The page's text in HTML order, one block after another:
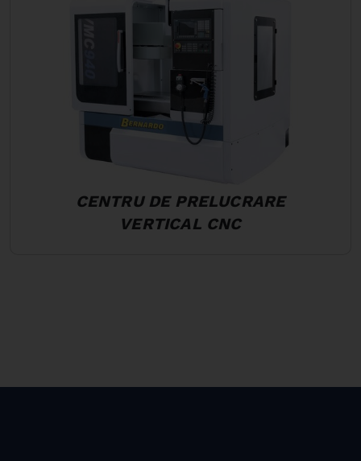
CENTRU DE PRELUCRARE
VERTICAL CNC